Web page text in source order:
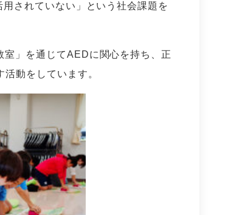
されていない」という社会課題を
」を通じてAEDに関心を持ち、正
動をしています。